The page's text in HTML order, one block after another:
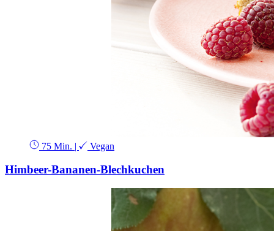
75 Min. | Vegan
Himbeer-Bananen-Blechkuchen